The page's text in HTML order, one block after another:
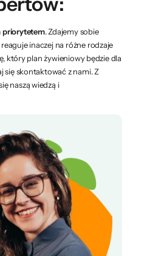
priorytetem. Zdajemy sobie
inaczej na różne rodzaje
który plan żywieniowy będzie dla
się skontaktować z nami. Z
naszą wiedzą i